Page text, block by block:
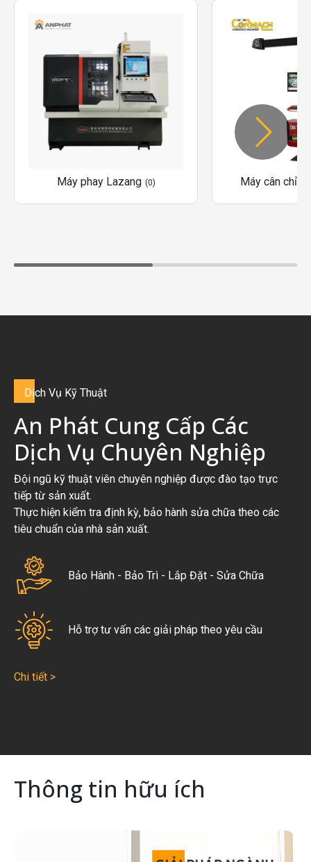
Máy phay Lazang (0) Máy cân
Dịch Vụ Kỹ Thuật
An Phát Cung Cấp Các
Dịch Vụ Chuyên Nghiệp
Đội ngũ kỹ thuật viên chuyên nghiệp được đào tạo trực
tiếp từ sản xuất.
Thực hiện kiểm tra định kỳ, bảo hành sửa chữa theo các
tiêu chuẩn của nhà sản xuất.
Bảo Hành - Bảo Trì - Lắp Đặt - Sửa Chữa
Hỗ trợ tư vấn các giải pháp theo yêu cầu
Chi tiết >
Thông tin hữu ích